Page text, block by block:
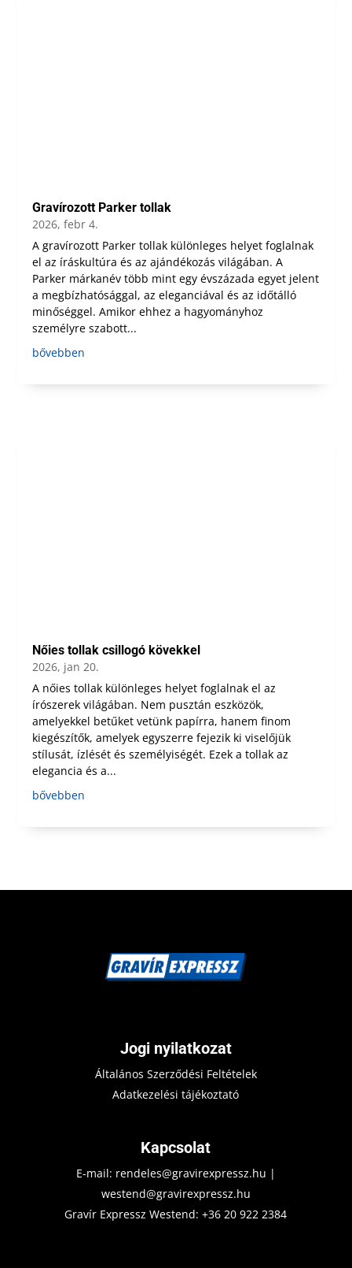
Gravírozott Parker tollak
2026, febr 4.
A gravírozott Parker tollak különleges helyet foglalnak
el az íráskultúra és az ajándékozás világában. A
Parker márkanév több mint egy évszázada egyet jelent
a megbízhatósággal, az eleganciával és az időtálló
minőséggel. Amikor ehhez a hagyományhoz
személyre szabott...
bővebben
Nőies tollak csillogó kövekkel
2026, jan 20.
A nőies tollak különleges helyet foglalnak el az
írószerek világában. Nem pusztán eszközök,
amelyekkel betűket vetünk papírra, hanem finom
kiegészítők, amelyek egyszerre fejezik ki viselőjük
stílusát, ízlését és személyiségét. Ezek a tollak az
elegancia és a...
bővebben
Jogi nyilatkozat
Általános Szerződési Feltételek
Adatkezelési tájékoztató
Kapcsolat
E-mail: rendeles@gravirexpressz.hu |
westend@gravirexpressz.hu
Gravír Expressz Westend:+36 20 922 2384